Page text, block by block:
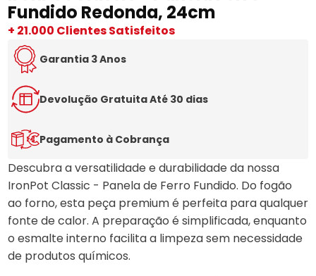
Fundido Redonda, 24cm
+ 21.000 Clientes Satisfeitos
Garantia 3 Anos
Devolução Gratuita Até 30 dias
Pagamento à Cobrança
Descubra a versatilidade e durabilidade da nossa
IronPot Classic - Panela de Ferro Fundido. Do fogão
ao forno, esta peça premium é perfeita para qualquer
fonte de calor. A preparação é simplificada, enquanto
o esmalte interno facilita a limpeza sem necessidade
de produtos químicos.